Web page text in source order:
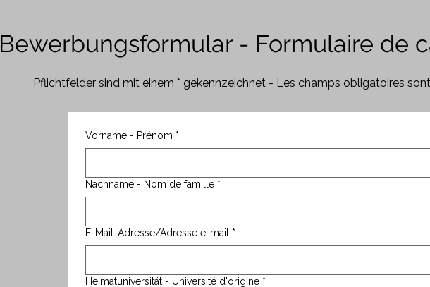
Bewerbungsformular - Formulaire de
Pflichtfelder sind mit einem * gekennzeichnet - Les champs obligatoires
Vorname - Prénom *
Nachname - Nom de famille *
E-Mail-Adresse/Adresse e-mail *
Heimatuniversität - Université d'origine *